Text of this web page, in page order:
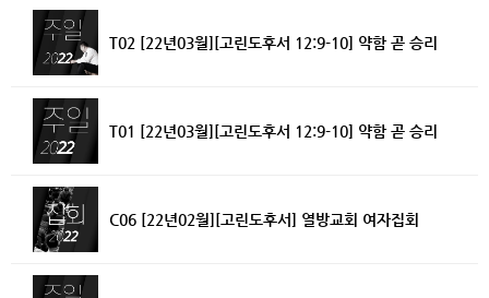
T02 [22년03월][고린도후서 12:9-10] 약함 곧 승리
T01 [22년03월][고린도후서 12:9-10] 약함 곧 승리
C06 [22년02월][고린도후서] 열방교회 여자집회